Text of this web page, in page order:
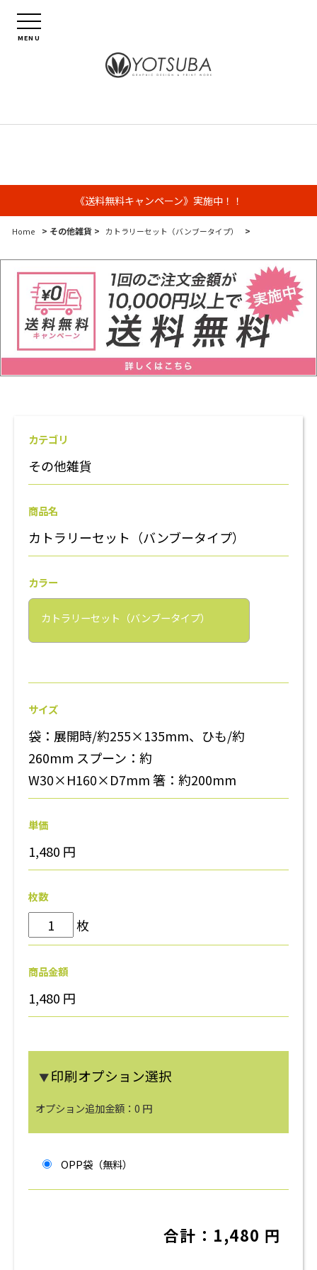
MENU
《送料無料キャンペーン》実施中！！
Home > その他雑貨 > カトラリーセット（バンブータイプ） >
カテゴリ
その他雑貨
商品名
カトラリーセット（バンブータイプ）
カラー
カトラリーセット（バンブータイプ）
サイズ
袋：展開時/約255×135mm、ひも/約
260mm スプーン：約
W30×H160×D7mm 箸：約200mm
単価
1,480 円
枚数
枚
商品金額
1,480 円
▼印刷オプション選択
オプション追加金額： 0 円
OPP袋（無料）
合計： 1,480 円